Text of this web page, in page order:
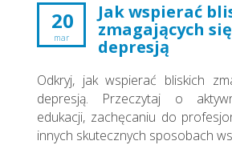
20
mar
Jak wspierać
zmagających
depresją
Odkryj, jak wspierać bliskich
depresją. Przeczytaj o
edukacji, zachęcaniu do
innych skutecznych sposobach